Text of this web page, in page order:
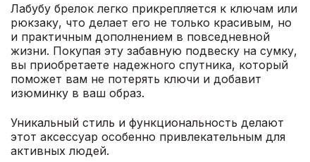
Лабубу брелок легко прикрепляется к ключам или
рюкзаку, что делает его не только красивым, но
и практичным дополнением в повседневной
жизни. Покупая эту забавную подвеску на сумку,
вы приобретаете надежного спутника, который
поможет вам не потерять ключи и добавит
изюминку в ваш образ.
Уникальный стиль и функциональность делают
этот аксессуар особенно привлекательным для
активных людей.